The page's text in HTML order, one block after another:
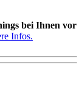
bei Ihnen vor
Infos.